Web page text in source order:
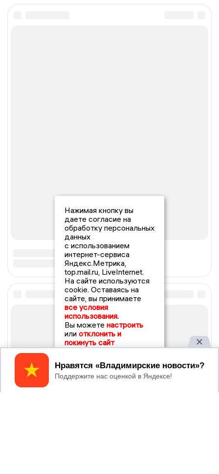
Нажимая кнопку вы
даете согласие на
обработку персональных
данных
с использованием
интернет-сервиса
Яндекс.Метрика,
top.mail.ru, LiveInternet.
На сайте используются
cookie. Оставаясь на
сайте, вы принимаете
все условия
использования.
Вы можете настроить
или отклонить и
покинуть сайт
Принять